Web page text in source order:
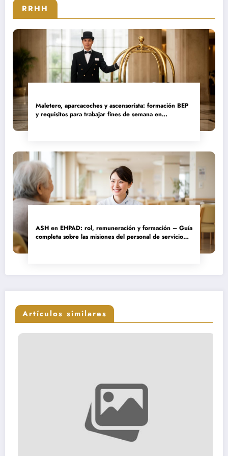
RRHH
Maletero, aparcacoches y ascensorista: formación BEP
y requisitos para trabajar fines de semana en
ASH en EHPAD: rol, remuneración y formación – Guía
completa sobre las misiones del personal de servicio
Artículos similares